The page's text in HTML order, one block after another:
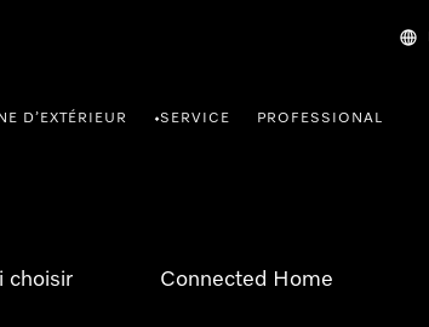
D’EXTÉRIEUR •SERVICE PROFESSIONAL
choisir
Connected Home